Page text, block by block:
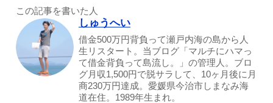
この記事を書いた人
しゅうへい
借金500万円背負って瀬戸内海の島から人
生リスタート。当ブログ「マルチにハマっ
て借金背負って島流し。」の管理人。ブロ
グ月収1,500円で脱サラして、10ヶ月後に月
商230万円達成。愛媛県今治市しまなみ海
道在住。1989年生まれ。